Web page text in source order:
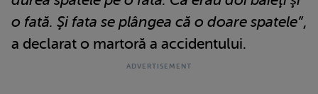
o fată. Şi fata se plângea că o doare spatele”,
a declarat o martoră a accidentului.